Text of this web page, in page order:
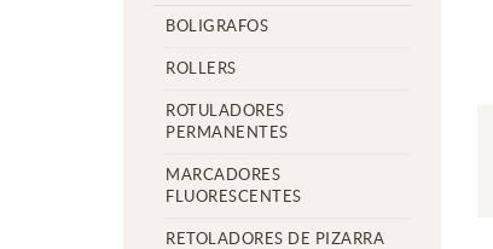
BOLIGRAFOS
ROLLERS
ROTULADORES
PERMANENTES
MARCADORES
FLUORESCENTES
RETOLADORES DE PIZARRA